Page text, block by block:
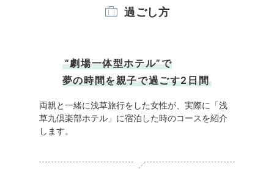
過ごし方
“劇場一体型ホテル”で
夢の時間を親子で過ごす2日間
両親と一緒に浅草旅行をした女性が、実際に「浅
草九倶楽部ホテル」に宿泊した時のコースを紹介
します。